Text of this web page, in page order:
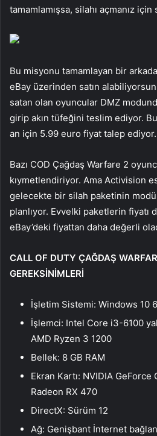
tamamlamışsa, silahı açmanız
Bu misyonu tamamlayan bir
eBay üzerinden satın
satan olan oyuncular DMZ
girip akın tüfeğini teslim ediyor.
an için 5.99 euro fiyat talep ediyor.
Bazı COD Çağdaş Warfare 2
kıymetlendiriyor. Ama Activision
gelecekte bir silah paketinin
planlıyor. Evvelki paketlerin fiyatı
eBay’deki fiyattan daha değerli
CALL OF DUTY ÇAĞDAŞ
GEREKSİNİMLERİ
İşletim Sistemi: Windows 10
İşlemci: Intel Core i3-6100
AMD Ryzen 3 1200
Bellek: 8 GB RAM
Ekran Kartı: NVIDIA GeForce
Radeon RX 470
DirectX: Sürüm 12
Ağ: Genişbant İnternet